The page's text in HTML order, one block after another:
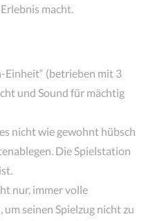
macht.
Einheit“ (betrieben mit 3
und Sound für mächtig
nicht wie gewohnt hübsch
Die Spielstation
nur, immer volle
seinen Spielzug nicht zu